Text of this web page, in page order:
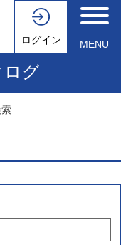
ログイン MENU
ログ